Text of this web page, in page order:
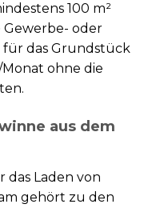
100 m²
Gewerbe- oder
das Grundstück
ohne die
aus dem
das Laden von
gehört zu den